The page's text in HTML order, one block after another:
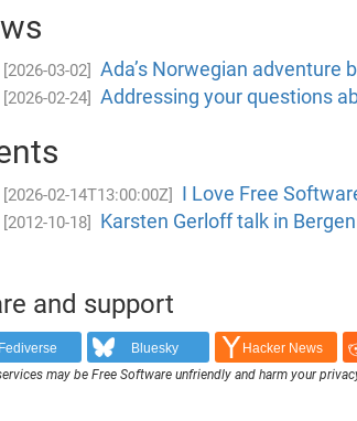
[2026-03-02] Ada’s Norwegian adventure
[2026-02-24] Addressing your questions
[2026-02-14T13:00:00Z] I Love Free
[2012-10-18] Karsten Gerloff talk in Bergen
and support
Fediverse Bluesky Hacker News
may be Free Software unfriendly and harm your